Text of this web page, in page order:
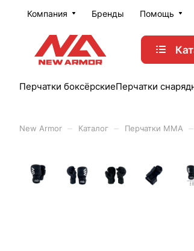
Компания Бренды Помощь
Перчатки боксёрскиеПерчатки
New Armor Каталог Перчатки ММА